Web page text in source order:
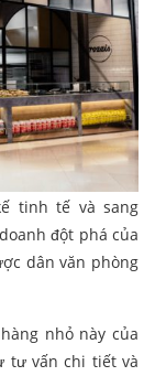
tinh tế và sang
đột phá của
dân văn phòng
nhỏ này của
tư vấn chi tiết và